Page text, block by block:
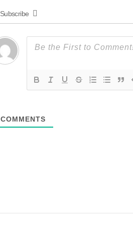
Subscribe
COMMENTS